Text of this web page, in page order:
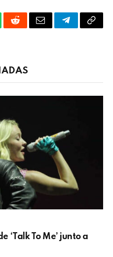
RedditCorreoTelegrama
‘Talk To Me’ junto a